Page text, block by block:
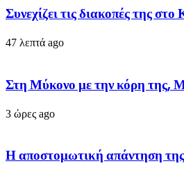
Συνεχίζει τις διακοπές της
47 λεπτά ago
Στη Μύκονο με την κόρη
3 ώρες ago
Η αποστομωτική απάντηση